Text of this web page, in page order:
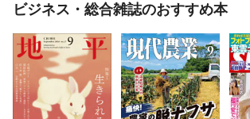
ビジネス・総合雑誌のおすすめ本